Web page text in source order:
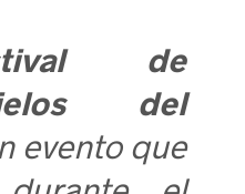
de
del
evento que